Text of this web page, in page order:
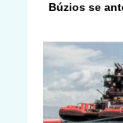
Búzios se